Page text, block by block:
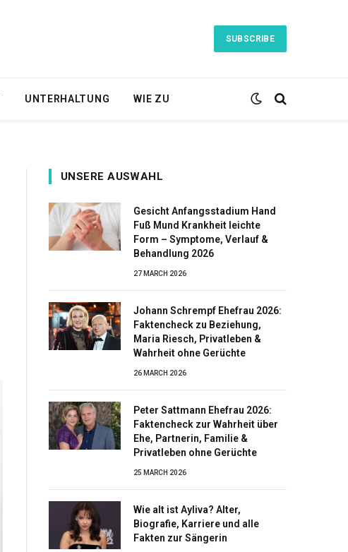
SUBSCRIBE
UNTERHALTUNG WIE ZU
UNSERE AUSWAHL
Gesicht Anfangsstadium Hand
Fuß Mund Krankheit leichte
Form – Symptome, Verlauf &
Behandlung 2026
27 MARCH 2026
Johann Schrempf Ehefrau 2026:
Faktencheck zu Beziehung,
Maria Riesch, Privatleben &
Wahrheit ohne Gerüchte
26 MARCH 2026
Peter Sattmann Ehefrau 2026:
Faktencheck zur Wahrheit über
Ehe, Partnerin, Familie &
Privatleben ohne Gerüchte
25 MARCH 2026
Wie alt ist Ayliva? Alter,
Biografie, Karriere und alle
Fakten zur Sängerin